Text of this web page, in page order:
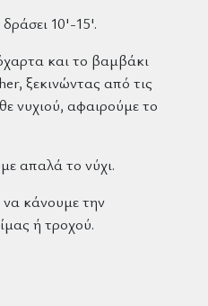
10'-15'.
και το βαμβάκι
ξεκινώντας από τις
νυχιού, αφαιρούμε το
απαλά το νύχι.
κάνουμε την
ή τροχού.